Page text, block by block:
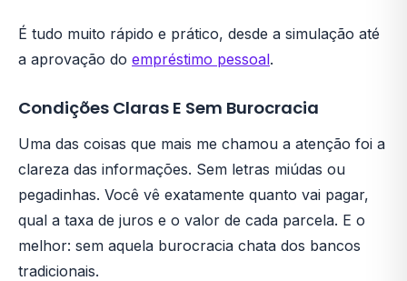
É tudo muito rápido e prático, desde a simulação até
a aprovação do empréstimo pessoal.
Condições Claras E Sem Burocracia
Uma das coisas que mais me chamou a atenção foi a
clareza das informações. Sem letras miúdas ou
pegadinhas. Você vê exatamente quanto vai pagar,
qual a taxa de juros e o valor de cada parcela. E o
melhor: sem aquela burocracia chata dos bancos
tradicionais.